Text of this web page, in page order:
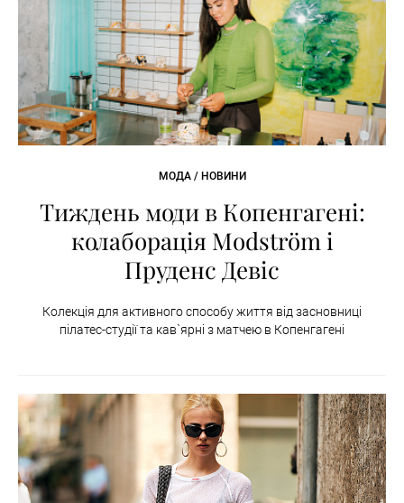
МОДА / НОВИНИ
Тиждень моди в Копенгагені:
колаборація Modström і
Пруденс Девіс
Колекція для активного способу життя від засновниці
пілатес-студії та кав`ярні з матчею в Копенгагені